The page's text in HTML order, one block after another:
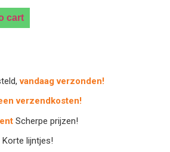
cart
vandaag verzonden!
verzendkosten!
Scherpe prijzen!
Korte lijntjes!